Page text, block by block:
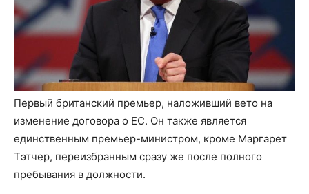
Первый британский премьер, наложивший вето на
изменение договора о ЕС. Он также является
единственным премьер-министром, кроме Маргарет
Тэтчер, переизбранным сразу же после полного
пребывания в должности.